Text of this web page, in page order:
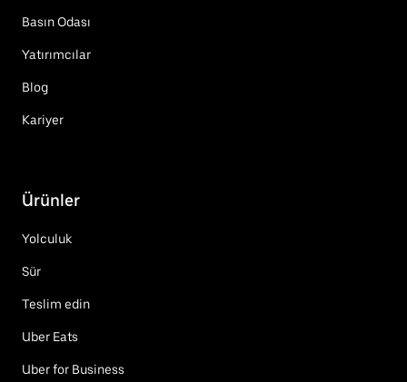
Basın Odası
Yatırımcılar
Blog
Kariyer
Ürünler
Yolculuk
Sür
Teslim edin
Uber Eats
Uber for Business